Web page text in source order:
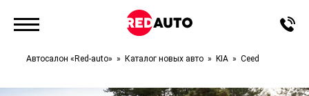
Автосалон «Red-auto» Каталог новых авто KIA Ceed